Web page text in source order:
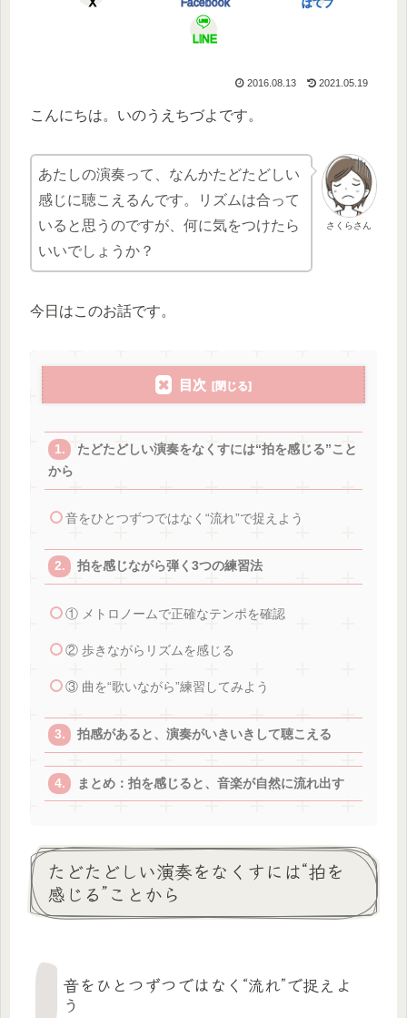
LINE
2016.08.13 2021.05.19
こんにちは。いのうえちづよです。
さくらさん
あたしの演奏って、なんかたどたどしい
感じに聴こえるんです。リズムは合って
いると思うのですが、何に気をつけたら
いいでしょうか？
今日はこのお話です。
目次
たどたどしい演奏をなくすには“拍を感じる”こと
から
音をひとつずつではなく“流れ”で捉えよう
拍を感じながら弾く3つの練習法
① メトロノームで正確なテンポを確認
② 歩きながらリズムを感じる
③ 曲を“歌いながら”練習してみよう
拍感があると、演奏がいきいきして聴こえる
まとめ：拍を感じると、音楽が自然に流れ出す
たどたどしい演奏をなくすには“拍を
感じる”ことから
音をひとつずつではなく“流れ”で捉えよ
う